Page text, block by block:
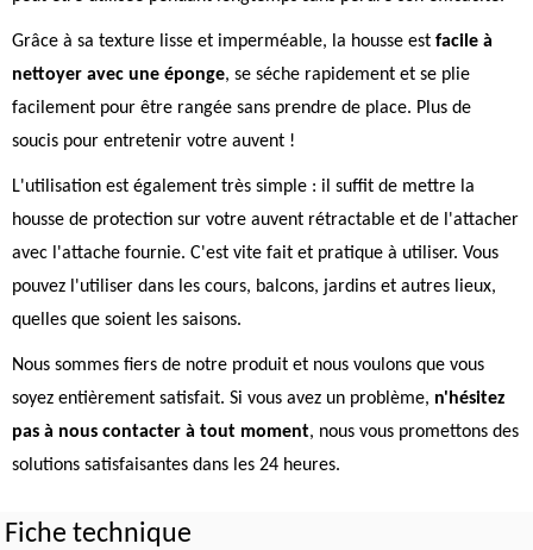
Grâce à sa texture lisse et imperméable, la housse est facile à
nettoyer avec une éponge, se séche rapidement et se plie
facilement pour être rangée sans prendre de place. Plus de
soucis pour entretenir votre auvent !
L'utilisation est également très simple : il suffit de mettre la
housse de protection sur votre auvent rétractable et de l'attacher
avec l'attache fournie. C'est vite fait et pratique à utiliser. Vous
pouvez l'utiliser dans les cours, balcons, jardins et autres lieux,
quelles que soient les saisons.
Nous sommes fiers de notre produit et nous voulons que vous
soyez entièrement satisfait. Si vous avez un problème, n'hésitez
pas à nous contacter à tout moment, nous vous promettons des
solutions satisfaisantes dans les 24 heures.
Fiche technique